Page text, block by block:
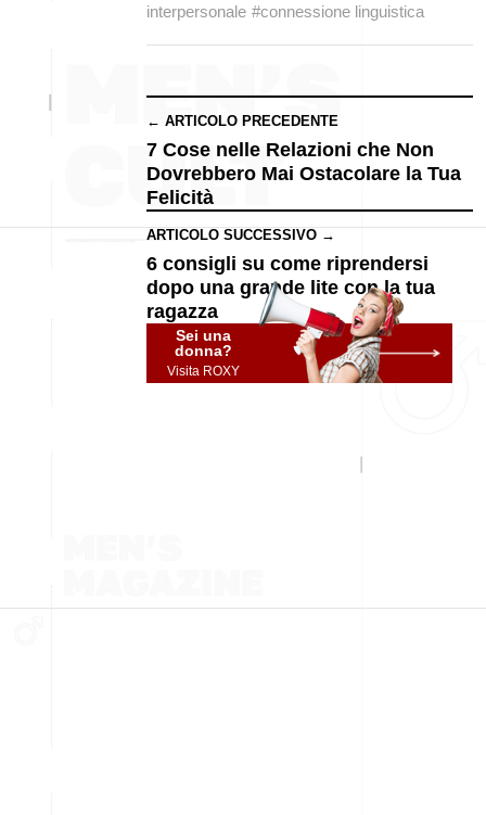
interpersonale #connessione linguistica
← ARTICOLO PRECEDENTE
7 Cose nelle Relazioni che Non
Dovrebbero Mai Ostacolare la Tua
Felicità
ARTICOLO SUCCESSIVO →
6 consigli su come riprendersi
dopo una grande lite con la tua
ragazza
Sei una
donna?
Visita ROXY